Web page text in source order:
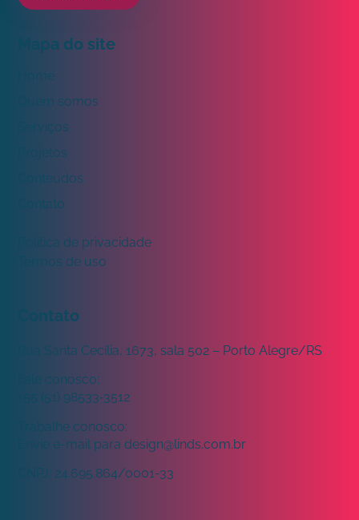
Mapa do site
Home
Quem somos
Serviços
Projetos
Conteúdos
Contato
Política de privacidade
Termos de uso
Contato
Rua Santa Cecília, 1673, sala 502 – Porto Alegre/RS
Fale conosco:
+55 (51) 98533‑3512
Trabalhe conosco:
Envie e-mail paradesign@linds.com.br
CNPJ: 24.695.864/0001-33